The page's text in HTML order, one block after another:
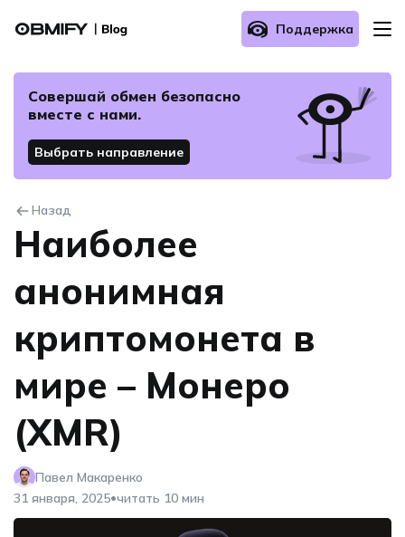
Поддержка
Как осуществить обмен?
Связаться с нами
Совершай обмен безопасно
вместе с нами.
Выбрать направление
Назад
Наиболее
анонимная
криптомонета в
мире – Монеро
(XMR)
Павел Макаренко
31 января, 2025•читать 10 мин